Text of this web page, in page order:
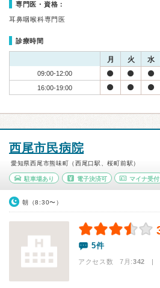
専門医・資格：
耳鼻咽喉科専門医
診療時間
月 火 水
09:00-12:00
16:00-19:00
西尾市民病院
愛知県西尾市熊味町（西尾口駅、桜町前駅）
駐車場あり 電子決済可 マイナ受付
朝（8:30〜）
5件
アクセス数 7月:342 |